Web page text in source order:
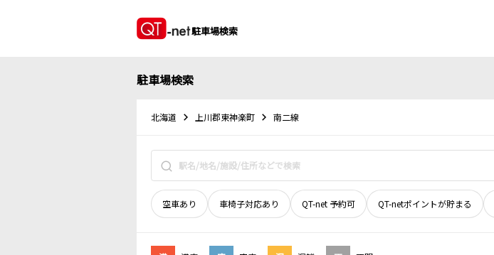
駐車場検索
駐車場検索
北海道 上川郡東神楽町 南二線
空車あり 車椅子対応あり QT-net 予約可 QT-netポイントが貯まる